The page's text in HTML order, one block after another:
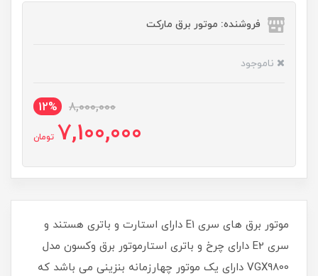
فروشنده: موتور برق مارکت
ناموجود
8,000,000
12%
7,100,000 تومان
موتور برق های سری E1 دارای استارت و باتری هستند و
سری E2 دارای چرخ و باتری استارموتور برق وکسون مدل
VGX9800 دارای یک موتور چهارزمانه بنزینی می باشد که